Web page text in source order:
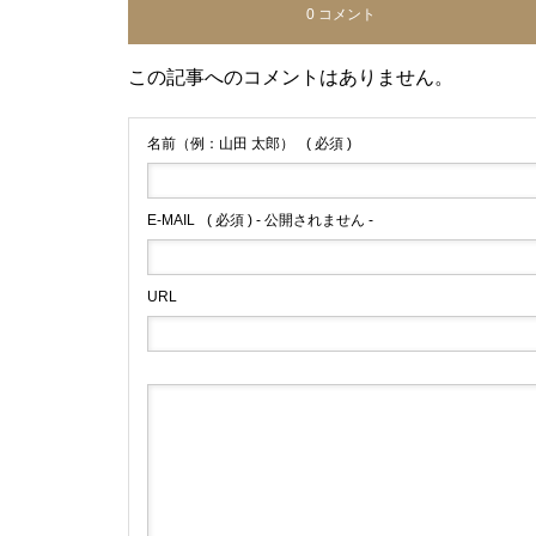
0 コメント
この記事へのコメントはありません。
名前（例：山田 太郎） ( 必須 )
E-MAIL ( 必須 ) - 公開されません -
URL